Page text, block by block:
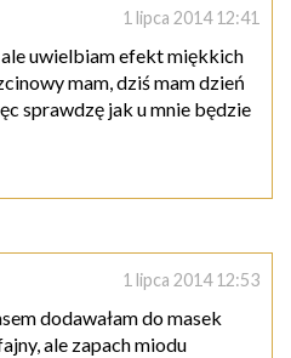
1 lipca 2014 12:41
uwielbiam efekt miękkich
mam, dziś mam dzień
sprawdzę jak u mnie będzie
1 lipca 2014 12:53
dodawałam do masek
ale zapach miodu